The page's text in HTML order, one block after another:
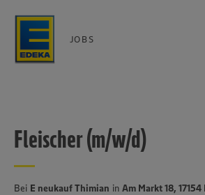
JOBS
Fleischer (m/w/d)
Bei E neukauf Thimian in Am Markt 18,